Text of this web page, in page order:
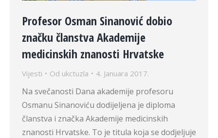
Profesor Osman Sinanović dobio
značku članstva Akademije
medicinskih znanosti Hrvatske
Vijesti Od ukctuzla 4. Januara 2017.
Na svečanosti Dana akademije profesoru
Osmanu Sinanoviću dodijeljena je diploma
članstva i značka Akademije medicinskih
znanosti Hrvatske. To je titula koja se dodjeljuje